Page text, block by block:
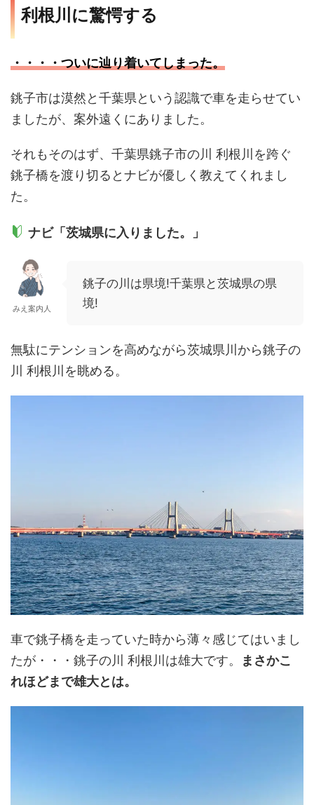
利根川に驚愕する
・・・・ついに辿り着いてしまった。
銚子市は漠然と千葉県という認識で車を走らせてい
ましたが、案外遠くにありました。
それもそのはず、千葉県銚子市の川 利根川を跨ぐ
銚子橋を渡り切るとナビが優しく教えてくれまし
た。
ナビ「茨城県に入りました。」
みえ案内人
銚子の川は県境!千葉県と茨城県の県
境!
無駄にテンションを高めながら茨城県川から銚子の
川 利根川を眺める。
車で銚子橋を走っていた時から薄々感じてはいまし
たが・・・銚子の川 利根川は雄大です。
まさかこ
れほどまで雄大とは。